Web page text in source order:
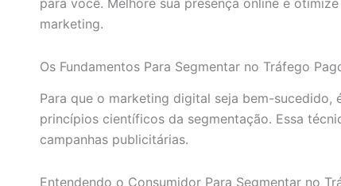
marketing.
Os Fundamentos Para Segmentar no Tráfego
Para que o marketing digital seja bem-sucedido,
princípios científicos da segmentação. Essa
campanhas publicitárias.
Entendendo o Consumidor Para Segmentar no